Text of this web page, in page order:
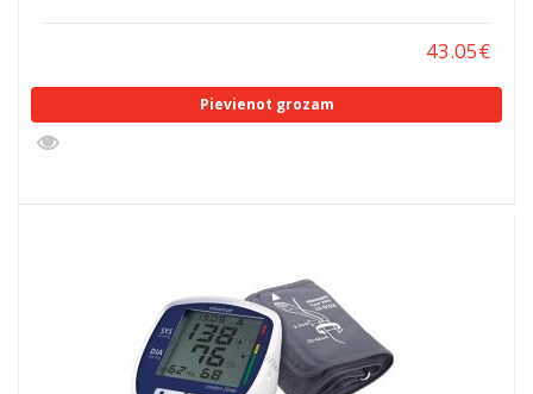
43.05€
Pievienot grozam